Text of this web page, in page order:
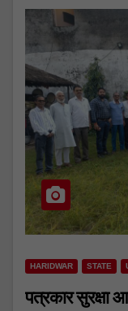
HARIDWAR STATE
पत्रकार सुरक्षा